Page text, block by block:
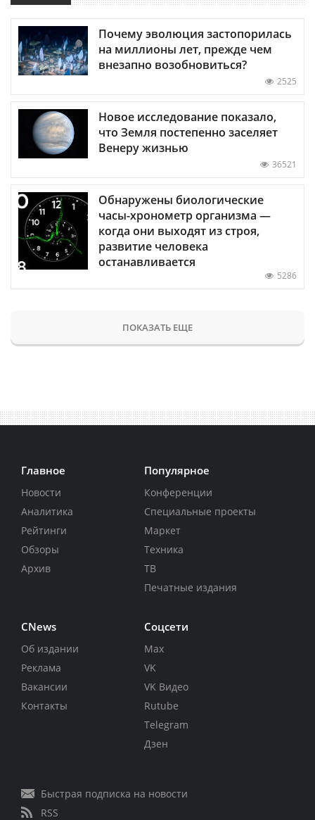
Почему эволюция застопорилась
на миллионы лет, прежде чем
внезапно возобновиться?
2525
Новое исследование показало,
что Земля постепенно заселяет
Венеру жизнью
36521
Обнаружены биологические
часы-хронометр организма —
когда они выходят из строя,
развитие человека
останавливается
5286
ПОКАЗАТЬ ЕЩЕ
Главное
Новости
Аналитика
Рейтинги
Обзоры
Архив
Популярное
Конференции
Специальные проекты
Маркет
Техника
ТВ
Печатные издания
CNews
Об издании
Реклама
Вакансии
Контакты
Соцсети
Max
VK
VK Видео
Rutube
Telegram
Дзен
Быстрая подписка на новости
RSS